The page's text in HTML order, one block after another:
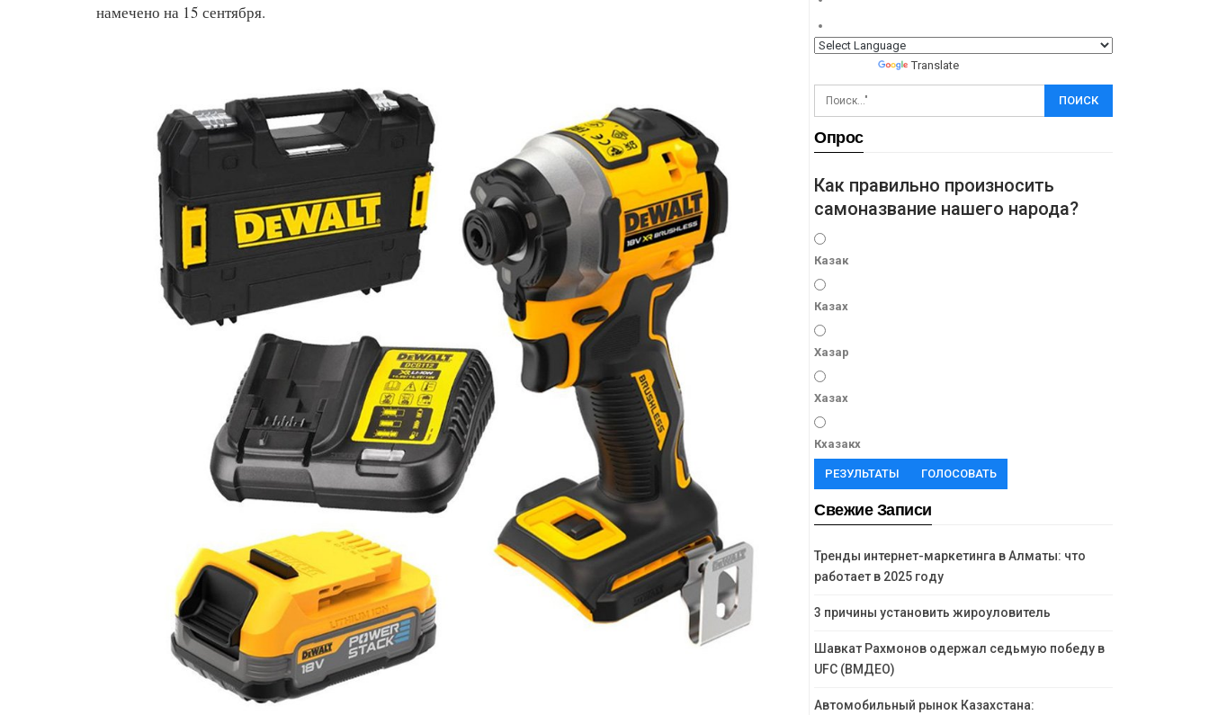
намечено на 15 сентября.
Translate
Опрос
Как правильно произносить
самоназвание нашего народа?
Казак
Казах
Хазар
Хазах
Кхазакх
РЕЗУЛЬТАТЫ ГОЛОСОВАТЬ
Свежие Записи
Тренды интернет-маркетинга в Алматы: что
работает в 2025 году
3 причины установить жироуловитель
Шавкат Рахмонов одержал седьмую победу в
UFC (ВМДЕО)
Автомобильный рынок Казахстана: